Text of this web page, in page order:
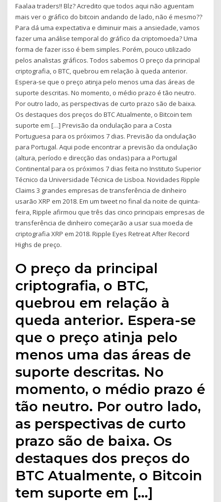
Faalaa traders!! Blz? Acredito que todos aqui não aguentam
mais ver o gráfico do bitcoin andando de lado, não é mesmo??
Para dá uma expectativa e diminuir mais a ansiedade, vamos
fazer uma análise temporal do gráfico da criptomoeda? Uma
forma de fazer isso é bem simples. Porém, pouco utilizado
pelos analistas gráficos. Todos sabemos O preço da principal
criptografia, o BTC, quebrou em relação à queda anterior.
Espera-se que o preço atinja pelo menos uma das áreas de
suporte descritas. No momento, o médio prazo é tão neutro.
Por outro lado, as perspectivas de curto prazo são de baixa.
Os destaques dos preços do BTC Atualmente, o Bitcoin tem
suporte em […] Previsão da ondulação para a Costa
Portuguesa para os próximos 7 dias. Previsão da ondulação
para Portugal. Aqui pode encontrar a previsão da ondulação
(altura, período e direcção das ondas) para a Portugal
Continental para os próximos 7 dias feita no Instituto Superior
Técnico da Universidade Técnica de Lisboa. Novidades Ripple
Claims 3 grandes empresas de transferência de dinheiro
usarão XRP em 2018. Em um tweet no final da noite de quinta-
feira, Ripple afirmou que três das cinco principais empresas de
transferência de dinheiro começarão a usar sua moeda de
criptografia XRP em 2018. Ripple Eyes Retreat After Record
Highs de preço.
O preço da principal
criptografia, o BTC,
quebrou em relação à
queda anterior. Espera-se
que o preço atinja pelo
menos uma das áreas de
suporte descritas. No
momento, o médio prazo é
tão neutro. Por outro lado,
as perspectivas de curto
prazo são de baixa. Os
destaques dos preços do
BTC Atualmente, o Bitcoin
tem suporte em […]